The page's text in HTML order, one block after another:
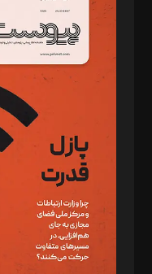
د‌بیر ناداستان: سمانه سمیع
د‌بیر خدمت و تجارت:
د‌بیر حقوق فناوری:
د‌بیر پیوست جهان: مینا پاکدل
د‌بیر تحریریه آنلاین: بابک
تحریریه‌: مجتبی محمود‌ی،
مصطفی مسجدی آرانی،
رستمی،مصطفی باستان
ویرایش: نگار استاد‌‌آقا
طراح یونیفرم: مجید توکلی
فیلمبرداری و عکاسی: امیر
گرافیک و صفحه‌آرایی: